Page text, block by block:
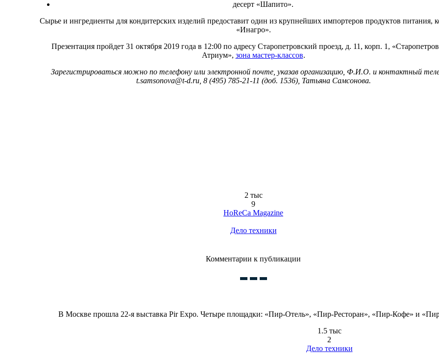
десерт «Шапито».
Сырье и ингредиенты для кондитерских изделий предоставит один из крупнейших импортеров продуктов питания,
«Инагро».
Презентация пройдет 31 октября 2019 года в 12:00 по адресу Старопетровский проезд, д. 11, корп. 1,
Атриум», зона мастер-классов.
Зарегистрироваться можно по телефону или электронной почте, указав организацию, Ф.И.О. и контактный
t.samsonova@t-d.ru, 8 (495) 785-21-11 (доб. 1536), Татьяна Самсонова.
2 тыс
9
HoReCa Magazine
Дело техники
Комментарии к публикации
В Москве прошла 22-я выставка Pir Expo. Четыре площадки: «Пир-Отель», «Пир-Ресторан», «Пир-Кофе» и
1.5 тыс
2
Дело техники